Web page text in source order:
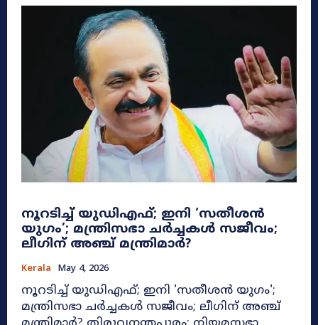
നൂറടിച്ച് യുഡിഎഫ്; ഇനി ‘സതീശൻ
യുഗം’; മന്ത്രിസഭാ ചർച്ചകൾ സജീവം;
ലീഗിന് അഞ്ച് മന്ത്രിമാർ?
Kerala May 4, 2026
നൂറടിച്ച് യുഡിഎഫ്; ഇനി 'സതീശൻ യുഗം';
മന്ത്രിസഭാ ചർച്ചകൾ സജീവം; ലീഗിന് അഞ്ച്